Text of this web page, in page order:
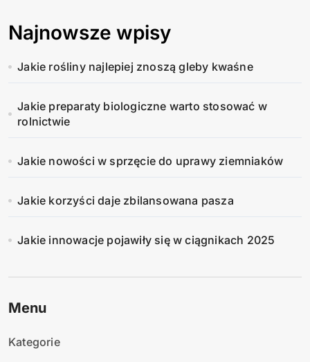
Najnowsze wpisy
Jakie rośliny najlepiej znoszą gleby kwaśne
Jakie preparaty biologiczne warto stosować w
rolnictwie
Jakie nowości w sprzęcie do uprawy ziemniaków
Jakie korzyści daje zbilansowana pasza
Jakie innowacje pojawiły się w ciągnikach 2025
Menu
Kategorie